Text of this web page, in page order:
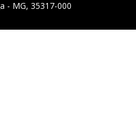
- MG, 35317-000